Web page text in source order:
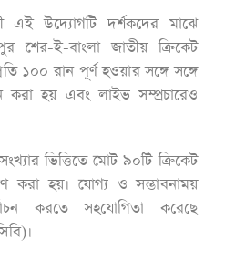
এই উদ্যোগটি দর্শকদের মাঝে
শের-ই-বাংলা জাতীয় ক্রিকেট
১০০ রান পূর্ণ হওয়ার সঙ্গে সঙ্গে
করা হয় এবং লাইভ সম্প্রচারেও
ভিত্তিতে মোট ৯০টি ক্রিকেট
করা হয়। যোগ্য ও সম্ভাবনাময়
করতে সহযোগিতা করেছে